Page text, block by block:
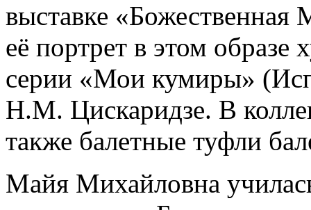
выставке
её портрет в этом
серии «Мои кумиры»
Н.М. Цискаридзе. В
также балетные туфли
Майя Михайловна